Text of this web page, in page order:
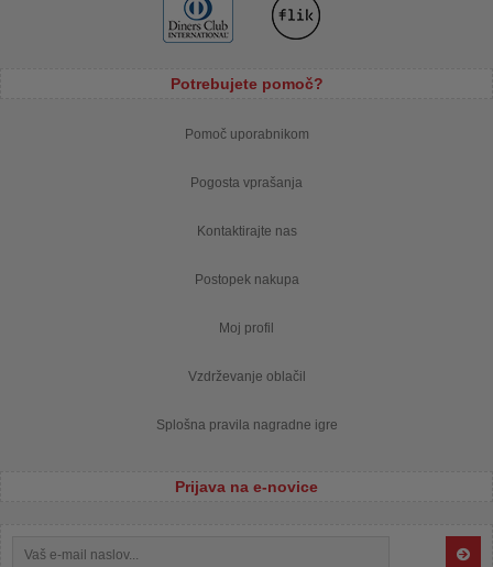
Potrebujete pomoč?
Pomoč uporabnikom
Pogosta vprašanja
Kontaktirajte nas
Postopek nakupa
Moj profil
Vzdrževanje oblačil
Splošna pravila nagradne igre
Prijava na e-novice